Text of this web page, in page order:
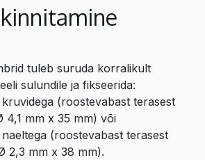
tuleb suruda korralikult
sulundile ja fikseerida:
(roostevabast terasest
4,1 mm x 35 mm) või
(roostevabast terasest
2,3 mm x 38 mm).